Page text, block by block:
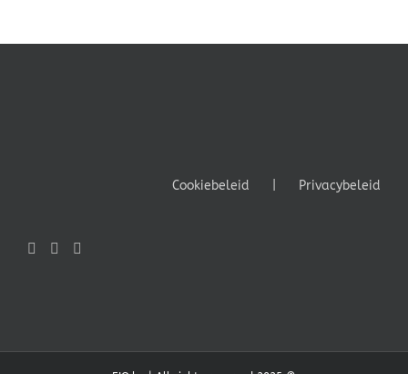
Cookiebeleid Privacybeleid